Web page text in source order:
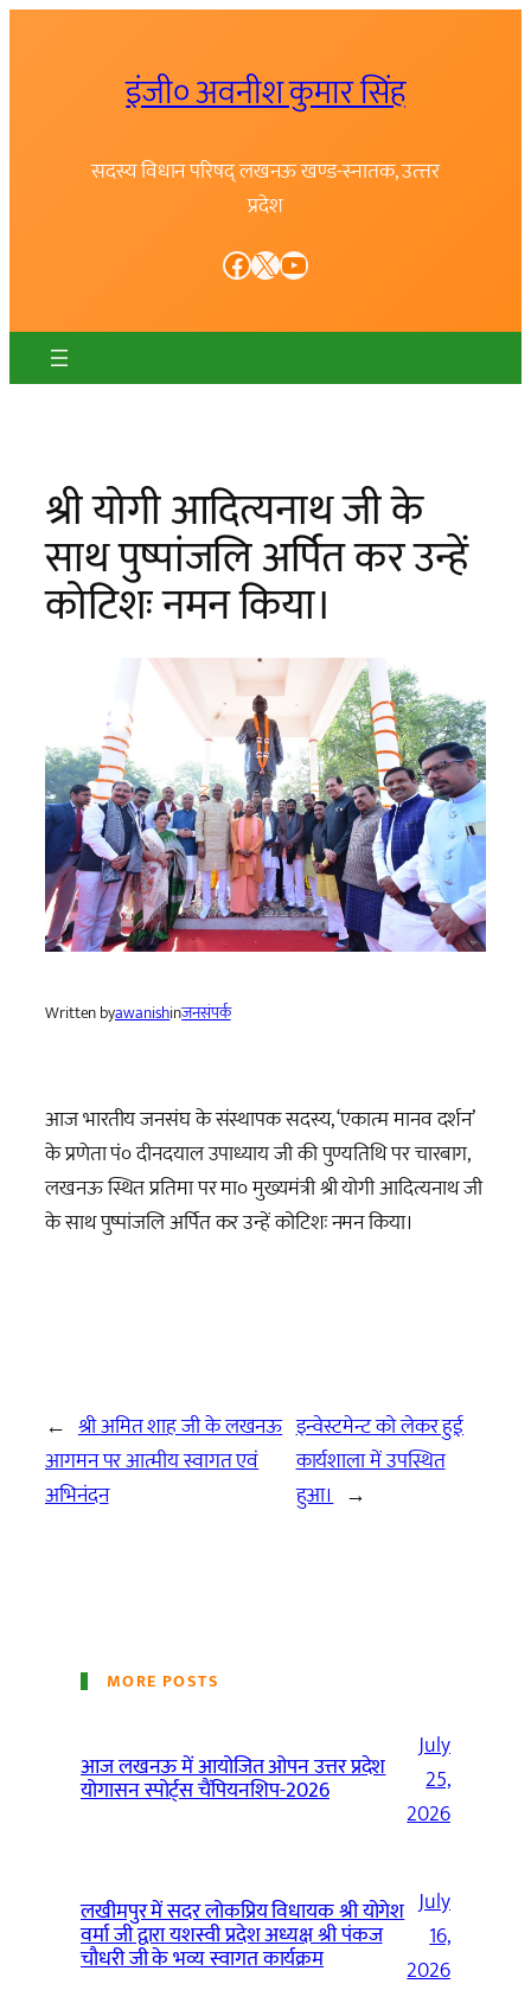
इंजी० अवनीश कुमार सिंह
सदस्य विधान परिषद् लखनऊ खण्ड-स्नातक, उत्त्तर
प्रदेश
Facebook X YouTube
श्री योगी आदित्यनाथ जी के
साथ पुष्पांजलि अर्पित कर उन्हें
कोटिशः नमन किया।
Written byawanishinजनसंपर्क
आज भारतीय जनसंघ के संस्थापक सदस्य, ‘एकात्म मानव दर्शन’
के प्रणेता पं० दीनदयाल उपाध्याय जी की पुण्यतिथि पर चारबाग,
लखनऊ स्थित प्रतिमा पर मा० मुख्यमंत्री श्री योगी आदित्यनाथ जी
के साथ पुष्पांजलि अर्पित कर उन्हें कोटिशः नमन किया।
← श्री अमित शाह जी के लखनऊ
आगमन पर आत्मीय स्वागत एवं
अभिनंदन
इन्वेस्टमेन्ट को लेकर हुई
कार्यशाला में उपस्थित
हुआ। →
MORE POSTS
आज लखनऊ में आयोजित ओपन उत्तर प्रदेश
योगासन स्पोर्ट्स चैंपियनशिप-2026
July
25,
2026
लखीमपुर में सदर लोकप्रिय विधायक श्री योगेश
वर्मा जी द्वारा यशस्वी प्रदेश अध्यक्ष श्री पंकज
चौधरी जी के भव्य स्वागत कार्यक्रम
July
16,
2026